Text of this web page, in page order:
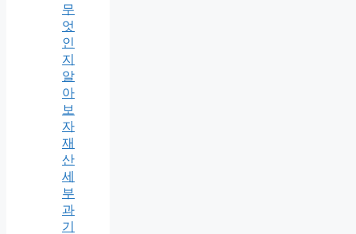
무
엇
인
지
알
아
보
자
재
산
세
부
과
기